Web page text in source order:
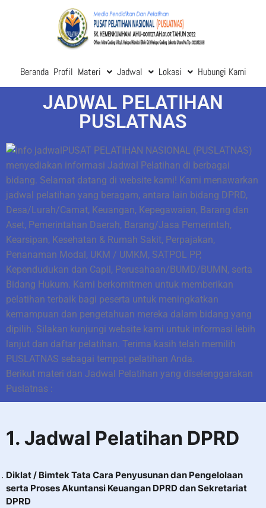
Beranda Profil Materi Jadwal Lokasi Hubungi Kami
JADWAL PELATIHAN
PUSLATNAS
PUSAT PELATIHAN NASIONAL (PUSLATNAS)
menyediakan informasi Jadwal Pelatihan di berbagai
bidang. Selamat datang di website kami! Kami menawarkan
jadwal pelatihan yang beragam, antara lain bidang DPRD,
Desa/Lurah/Camat, Keuangan, Kepegawaian, Barang dan
Aset, Pemerintahan Daerah, Barang/Jasa Pemerintah,
Kearsipan, Kesehatan & Rumah Sakit, Perpajakan,
Penanaman Modal, UKM / UMKM, SATPOL PP,
Kependudukan dan Capil, Perusahaan/BUMD/BUMN, serta
Bidang Hukum. Kami berkomitmen untuk memberikan
pelatihan terbaik bagi peserta untuk meningkatkan
kemampuan dan pengetahuan mereka dalam bidang yang
dipilih. Silakan kunjungi website kami untuk informasi lebih
lanjut dan daftar pelatihan. Terima kasih telah memilih
PUSLATNAS sebagai tempat pelatihan Anda.
Berikut materi dan Jadwal Pelatihan yang diselenggarakan
Puslatnas :
1. Jadwal Pelatihan DPRD
Diklat / Bimtek Tata Cara Penyusunan dan Pengelolaan
serta Proses Akuntansi Keuangan DPRD dan Sekretariat
DPRD